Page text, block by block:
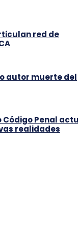
red de
autor muerte del
Código Penal
realidades